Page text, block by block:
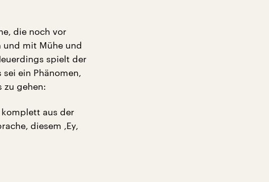
die noch vor
und mit Mühe und
spielt der
ein Phänomen,
zu gehen:
komplett aus der
diesem ‚Ey,